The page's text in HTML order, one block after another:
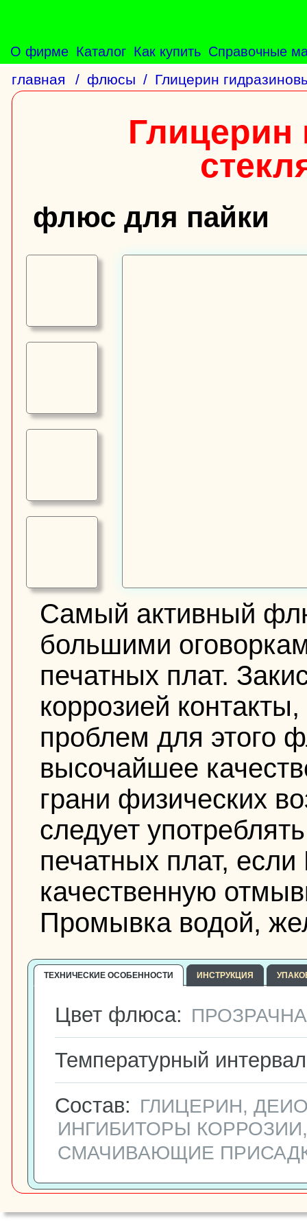
О фирме Каталог Как купить Справочные
главная / флюсы / Глицерин
Глицерин
флюс для пайки
Самый активный
большими
печатных плат.
коррозией
проблем для этого
высочайшее
грани физических
следует
печатных плат,
качественную
Промывка водой,
ТЕХНИЧЕСКИЕ ОСОБЕННОСТИ ИНСТРУКЦИЯ
Цвет флюса:
Температурный
Состав: ГЛИЦЕРИН,
ИНГИБИТОРЫ
СМАЧИВАЮЩИЕ